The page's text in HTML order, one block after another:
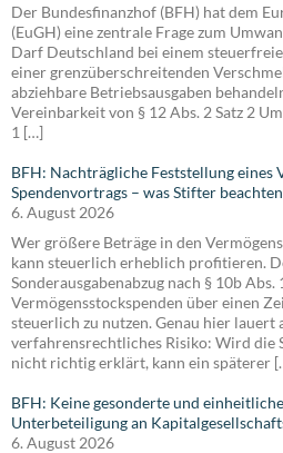
Der Bundesfinanzhof (BFH) hat dem
(EuGH) eine zentrale Frage zum
Darf Deutschland bei einem
einer grenzüberschreitenden
abziehbare Betriebsausgaben
Vereinbarkeit von § 12 Abs. 2 Satz 2
1 […]
BFH: Nachträgliche Feststellung eines
Spendenvortrags – was Stifter
6. August 2026
Wer größere Beträge in den
kann steuerlich erheblich profitieren.
Sonderausgabenabzug nach § 10b
Vermögensstockspenden über einen
steuerlich zu nutzen. Genau hier lauert
verfahrensrechtliches Risiko: Wird die
nicht richtig erklärt, kann ein späterer
BFH: Keine gesonderte und
Unterbeteiligung an
6. August 2026